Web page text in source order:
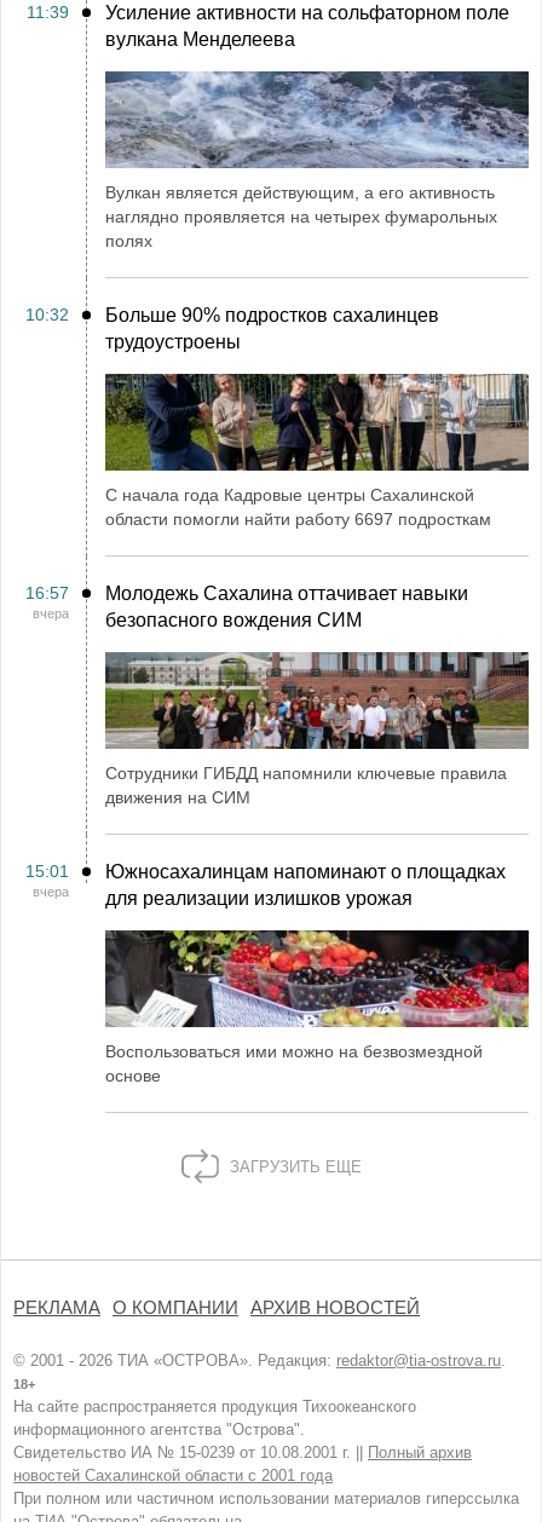
11:39
Усиление активности на сольфаторном поле
вулкана Менделеева
Вулкан является действующим, а его активность
наглядно проявляется на четырех фумарольных
полях
10:32
Больше 90% подростков сахалинцев
трудоустроены
С начала года Кадровые центры Сахалинской
области помогли найти работу 6697 подросткам
16:57
вчера
Молодежь Сахалина оттачивает навыки
безопасного вождения СИМ
Сотрудники ГИБДД напомнили ключевые правила
движения на СИМ
15:01
вчера
Южносахалинцам напоминают о площадках
для реализации излишков урожая
Воспользоваться ими можно на безвозмездной
основе
ЗАГРУЗИТЬ ЕЩЕ
РЕКЛАМА О КОМПАНИИ АРХИВ НОВОСТЕЙ
© 2001 - 2026 ТИА «ОСТРОВА». Редакция: redaktor@tia-ostrova.ru
18+
На сайте распространяется продукция Тихоокеанского
информационного агентства "Острова".
Свидетельство ИА № 15-0239 от 10.08.2001 г. ||
Полный архив
новостей Сахалинской области с 2001 года
При полном или частичном использовании материалов гиперссылка